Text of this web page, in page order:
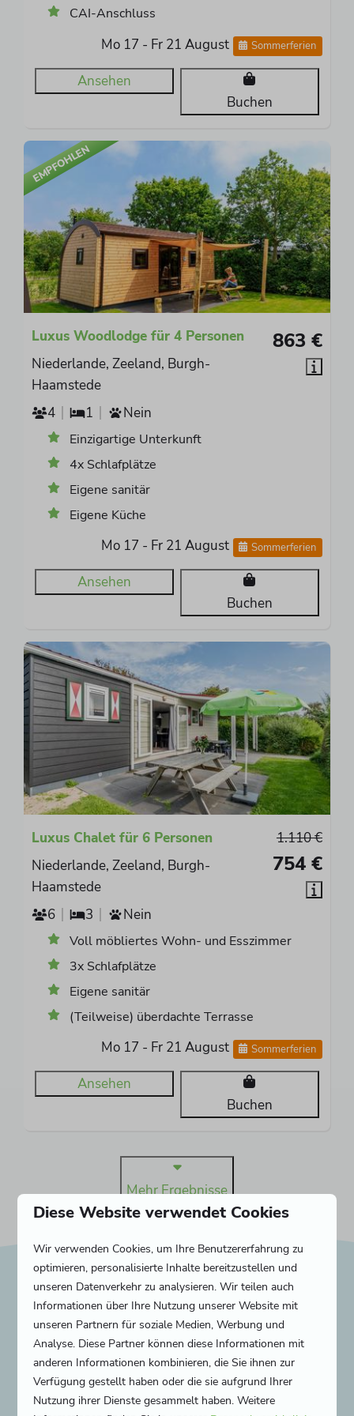
CAI-Anschluss
Mo 17 - Fr 21 August Sommerferien
Ansehen
Buchen
EMPFOHLEN
863 €
Luxus Woodlodge für 4 Personen
Niederlande, Zeeland, Burgh-
Haamstede
4
1 Nein
Einzigartige Unterkunft
4x Schlafplätze
Eigene sanitär
Eigene Küche
Mo 17 - Fr 21 August Sommerferien
Ansehen
Buchen
1.110 €
754 €
Luxus Chalet für 6 Personen
Niederlande, Zeeland, Burgh-
Haamstede
6
3 Nein
Voll möbliertes Wohn- und Esszimmer
3x Schlafplätze
Eigene sanitär
(Teilweise) überdachte Terrasse
Mo 17 - Fr 21 August Sommerferien
Ansehen
Buchen
Mehr Ergebnisse
Entdecken Sie alles, was
es zu tun gibt!
Camping Ginsterveld ist der ideale Ort für jeden
Gast. Hier finden sowohl junge Urlauber, die
Diese Website verwendet Cookies
Wir verwenden Cookies, um Ihre Benutzererfahrung zu
optimieren, personalisierte Inhalte bereitzustellen und
unseren Datenverkehr zu analysieren. Wir teilen auch
Informationen über Ihre Nutzung unserer Website mit
unseren Partnern für soziale Medien, Werbung und
Analyse. Diese Partner können diese Informationen mit
anderen Informationen kombinieren, die Sie ihnen zur
Verfügung gestellt haben oder die sie aufgrund Ihrer
Nutzung ihrer Dienste gesammelt haben. Weitere